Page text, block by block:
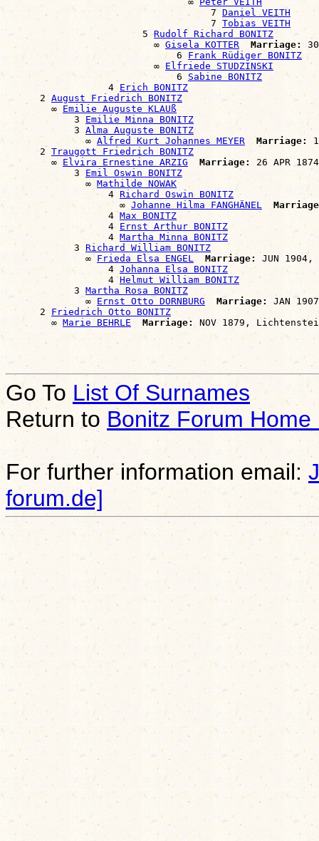
                                    7
Daniel VEITH
                                    7
Tobias VEITH
                        5
Rudolf Richard BONITZ
                          ∞
Gisela KOTTER Marriage:
                              6
Frank Rüdiger BONITZ
                          ∞
Elfriede STUDZINSKI
                              6
Sabine BONITZ
                  4
Erich BONITZ
      2
August Friedrich BONITZ
        ∞
Emilie Auguste KLAUß
            3
Emilie Minna BONITZ
            3
Alma Auguste BONITZ
              ∞
Alfred Kurt Johannes MEYER Marriage:
      2
Traugott Friedrich BONITZ
        ∞
Elvira Ernestine ARZIG Marriage:
26 APR
            3
Emil Oswin BONITZ
              ∞
Mathilde NOWAK
                  4
Richard Oswin BONITZ
                    ∞
Johanne Hilma FANGHÄNEL
                  4
Max BONITZ
                  4
Ernst Arthur BONITZ
                  4
Martha Minna BONITZ
            3
Richard William BONITZ
              ∞
Frieda Elsa ENGEL Marriage:
JUN
                  4
Johanna Elsa BONITZ
                  4
Helmut William BONITZ
            3
Martha Rosa BONITZ
              ∞
Ernst Otto DORNBURG Marriage:
JAN
      2
Friedrich Otto BONITZ
        ∞
Marie BEHRLE Marriage:
Go To List Of Surnames
Return to Bonitz Forum Home
For further information email:
forum.de]